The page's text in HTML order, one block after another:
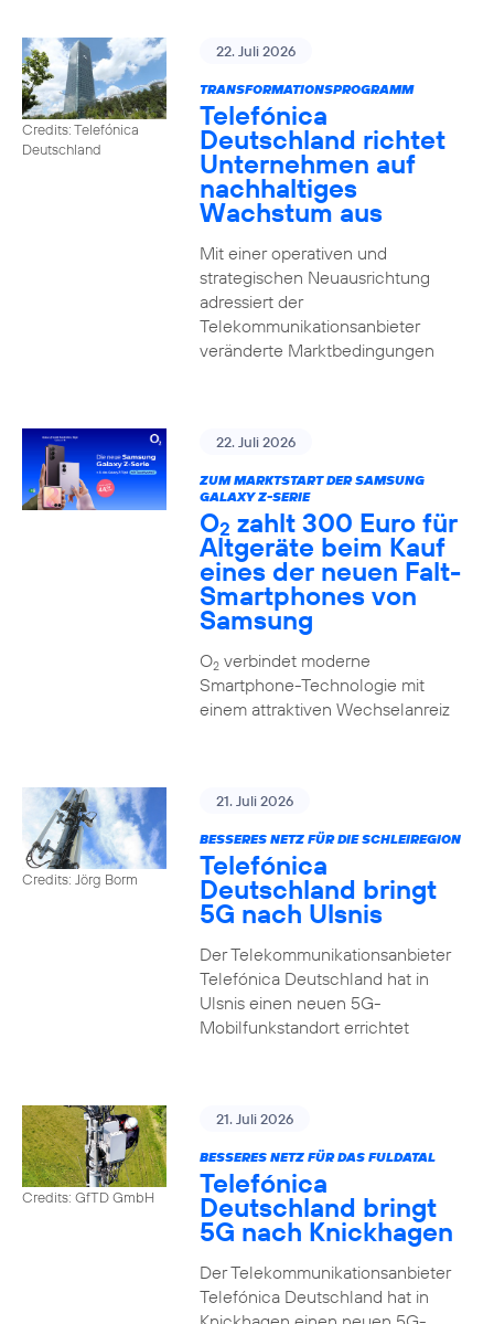
Credits: Telefónica
Deutschland
22. Juli 2026
TRANSFORMATIONSPROGRAMM
Telefónica
Deutschland richtet
Unternehmen auf
nachhaltiges
Wachstum aus
Mit einer operativen und
strategischen Neuausrichtung
adressiert der
Telekommunikationsanbieter
veränderte Marktbedingungen
22. Juli 2026
ZUM MARKTSTART DER SAMSUNG
GALAXY Z-SERIE
O2 zahlt 300 Euro für
Altgeräte beim Kauf
eines der neuen Falt-
Smartphones von
Samsung
O2verbindet moderne
Smartphone-Technologie mit
einem attraktiven Wechselanreiz
Credits: Jörg Borm
21. Juli 2026
BESSERES NETZ FÜR DIE SCHLEIREGION
Telefónica
Deutschland bringt
5G nach Ulsnis
Der Telekommunikationsanbieter
Telefónica Deutschland hat in
Ulsnis einen neuen 5G-
Mobilfunkstandort errichtet
Credits: GfTD GmbH
21. Juli 2026
BESSERES NETZ FÜR DAS FULDATAL
Telefónica
Deutschland bringt
5G nach Knickhagen
Der Telekommunikationsanbieter
Telefónica Deutschland hat in